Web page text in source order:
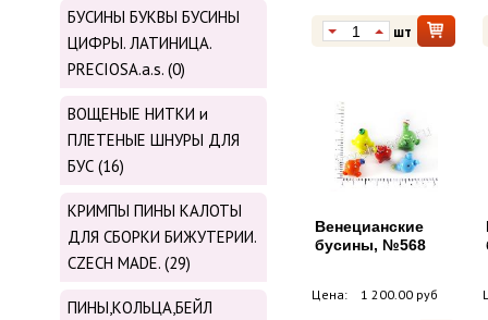
БУСИНЫ БУКВЫ БУСИНЫ
ЦИФРЫ. ЛАТИНИЦА.
PRECIOSA.a.s. (0)
ВОЩЕНЫЕ НИТКИ и
ПЛЕТЕНЫЕ ШНУРЫ ДЛЯ
БУС (16)
КРИМПЫ ПИНЫ КАЛОТЫ
ДЛЯ СБОРКИ БИЖУТЕРИИ.
CZECH MADE. (29)
ПИНЫ,КОЛЬЦА,БЕЙЛ
шт
Венецианские
бусины, №568
Цена: 1 200.00 руб